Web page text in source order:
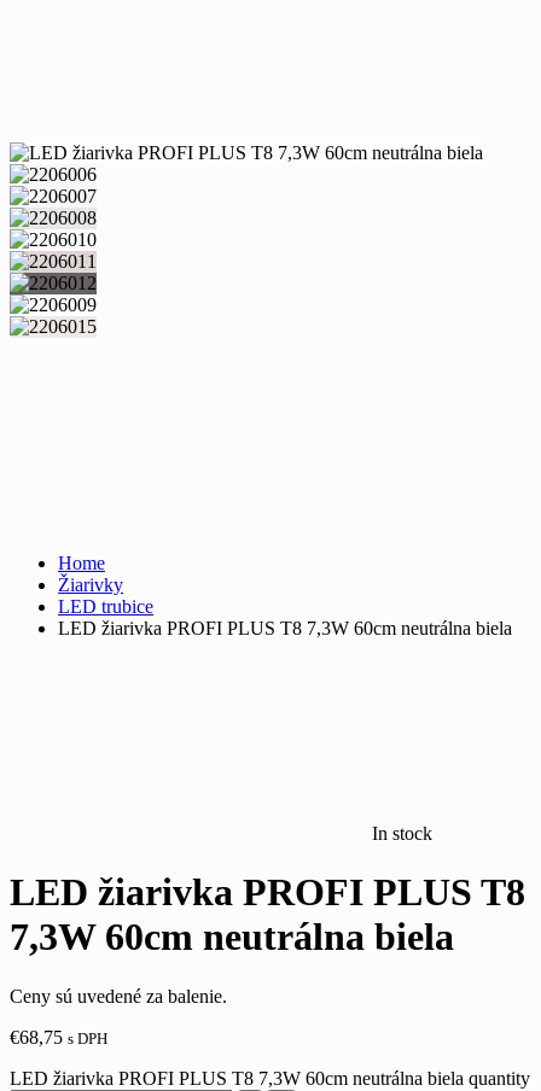
Home
Žiarivky
LED trubice
LED žiarivka PROFI PLUS T8 7,3W 60cm neutrálna biela
In stock
LED žiarivka PROFI PLUS T8
7,3W 60cm neutrálna biela
Ceny sú uvedené za balenie.
€68,75 s DPH
LED žiarivka PROFI PLUS T8 7,3W 60cm neutrálna biela quantity